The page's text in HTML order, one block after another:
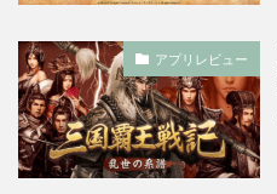
アプリレビュー